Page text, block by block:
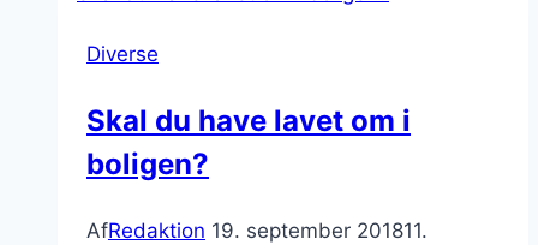
din
bil
Diverse
Skal du have lavet om i
boligen?
AfRedaktion 19. september 201811.